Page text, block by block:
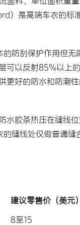
）是高端车衣的标
防刮保护作用但无
可以反射85%以上
更好的防水和防潮
水胶条热压在缝线
缝线处仅做普通缝
建议零售价（美元）
8至15